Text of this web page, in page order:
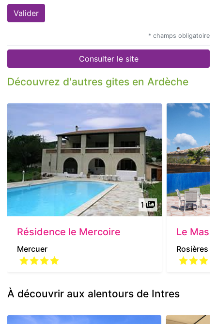
* champs obligatoire
Consulter le site
Découvrez d'autres gites en Ardèche
1
Résidence le Mercoire
Mercuer
Le Mas
Rosières
À découvrir aux alentours de Intres